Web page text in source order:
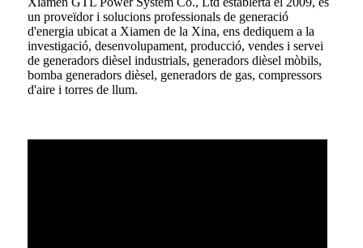
un proveïdor i solucions professionals de generació
d'energia ubicat a Xiamen de la Xina, ens dediquem a la
investigació, desenvolupament, producció, vendes i servei
de generadors dièsel industrials, generadors dièsel mòbils,
bomba generadors dièsel, generadors de gas, compressors
d'aire i torres de llum.